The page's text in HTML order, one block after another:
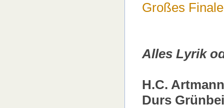
Großes
Alles Lyrik
H.C.
Durs